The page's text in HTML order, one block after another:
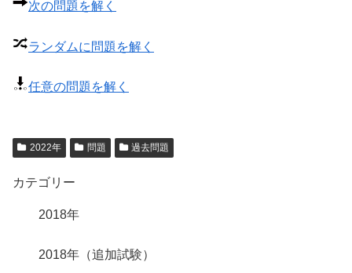
次の問題を解く
ランダムに問題を解く
任意の問題を解く
2022年 問題 過去問題
カテゴリー
2018年
2018年（追加試験）